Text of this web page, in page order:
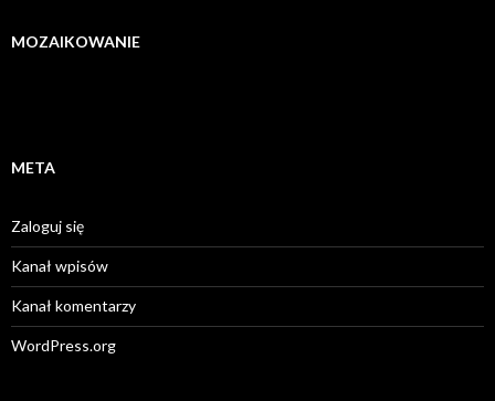
MOZAIKOWANIE
META
Zaloguj się
Kanał wpisów
Kanał komentarzy
WordPress.org